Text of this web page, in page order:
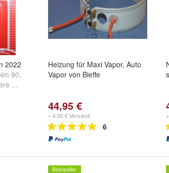
2022
90,
...
Heizung für Maxi Vapor, Auto
Vapor von Bieffe
44,95 €
+ 6,90 € Versand
6
Bestseller